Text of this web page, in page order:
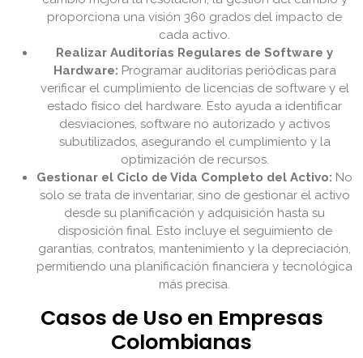
proporciona una visión 360 grados del impacto de
cada activo.
Realizar Auditorías Regulares de Software y
Hardware: Programar auditorías periódicas para
verificar el cumplimiento de licencias de software y el
estado físico del hardware. Esto ayuda a identificar
desviaciones, software no autorizado y activos
subutilizados, asegurando el cumplimiento y la
optimización de recursos.
Gestionar el Ciclo de Vida Completo del Activo: No
solo se trata de inventariar, sino de gestionar el activo
desde su planificación y adquisición hasta su
disposición final. Esto incluye el seguimiento de
garantías, contratos, mantenimiento y la depreciación,
permitiendo una planificación financiera y tecnológica
más precisa.
Casos de Uso en Empresas
Colombianas